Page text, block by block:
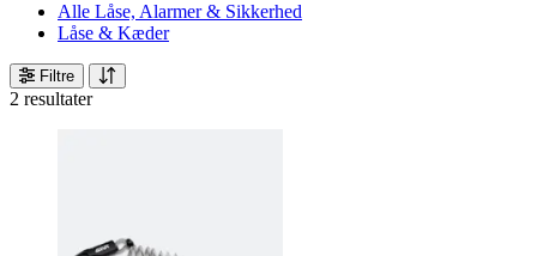
Alle Låse, Alarmer & Sikkerhed
Låse & Kæder
Filtre
2 resultater